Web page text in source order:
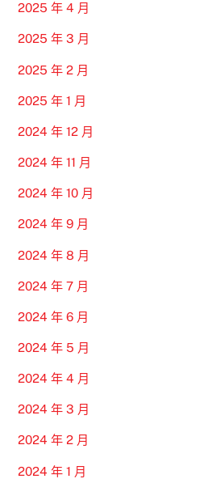
2025 年 4 月
2025 年 3 月
2025 年 2 月
2025 年 1 月
2024 年 12 月
2024 年 11 月
2024 年 10 月
2024 年 9 月
2024 年 8 月
2024 年 7 月
2024 年 6 月
2024 年 5 月
2024 年 4 月
2024 年 3 月
2024 年 2 月
2024 年 1 月